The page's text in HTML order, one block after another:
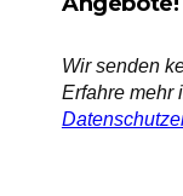
Wir senden
Erfahre mehr